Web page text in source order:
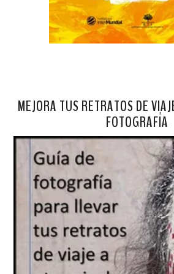
MEJORA TUS RETRATOS DE
FOTOGRAFÍA